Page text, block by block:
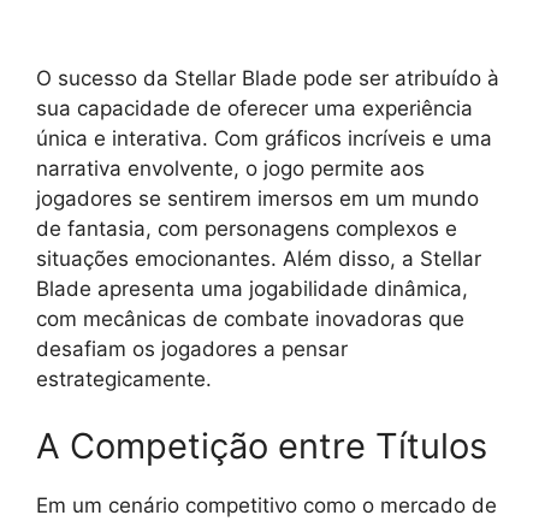
O sucesso da Stellar Blade pode ser atribuído à
sua capacidade de oferecer uma experiência
única e interativa. Com gráficos incríveis e uma
narrativa envolvente, o jogo permite aos
jogadores se sentirem imersos em um mundo
de fantasia, com personagens complexos e
situações emocionantes. Além disso, a Stellar
Blade apresenta uma jogabilidade dinâmica,
com mecânicas de combate inovadoras que
desafiam os jogadores a pensar
estrategicamente.
A Competição entre Títulos
Em um cenário competitivo como o mercado de